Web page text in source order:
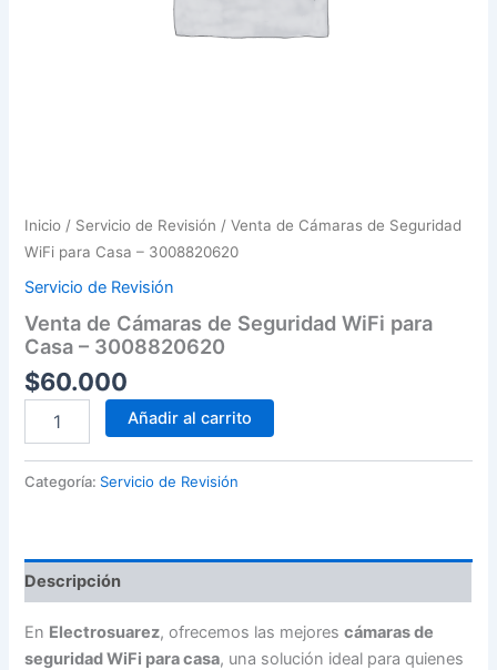
Inicio / Servicio de Revisión / Venta de Cámaras de Seguridad
WiFi para Casa – 3008820620
Servicio de Revisión
Venta de Cámaras de Seguridad WiFi para
Casa – 3008820620
$60.000
de
Casa
-
3008820620
cantidad
Añadir al carrito
Categoría: Servicio de Revisión
Descripción
En Electrosuarez, ofrecemos las mejorescámaras de
seguridad WiFi para casa, una solución ideal para quienes